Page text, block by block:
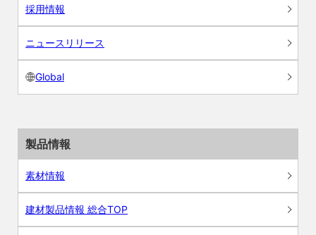
採用情報
ニュースリリース
Global
製品情報
素材情報
建材製品情報 総合TOP